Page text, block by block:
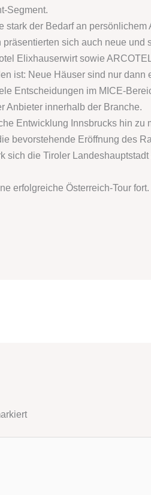
Segment.
der Bedarf an persönlichem
sich auch neue und
Elixhauserwirt sowie
ist: Neue Häuser sind nur dann
Entscheidungen im MICE-
Anbieter innerhalb der Branche.
Entwicklung Innsbrucks hin zu
bevorstehende Eröffnung des
sich die Tiroler
erfolgreiche Österreich-Tour fort.